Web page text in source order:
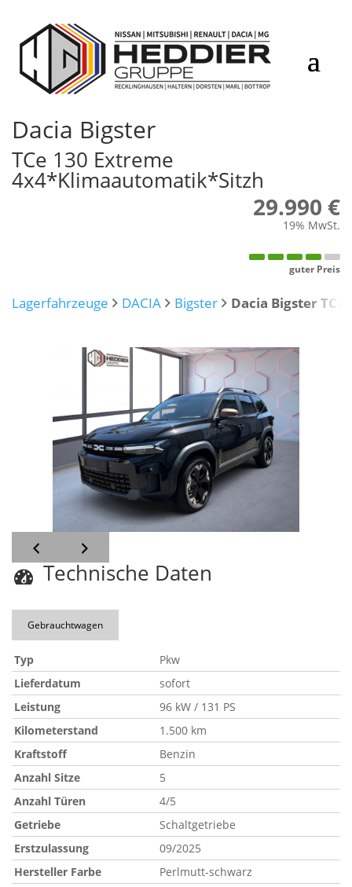
Dacia Bigster
TCe 130 Extreme
4x4*Klimaautomatik*Sitzh
29.990 €
19% MwSt.
guter Preis
Lagerfahrzeuge DACIA Bigster Dacia Bigster
Technische Daten
Gebrauchtwagen
Typ
Pkw
Lieferdatum
sofort
Leistung
96 kW / 131 PS
Kilometerstand
1.500 km
Kraftstoff
Benzin
Anzahl Sitze
5
Anzahl Türen
4/5
Getriebe
Schaltgetriebe
Erstzulassung
09/2025
Hersteller Farbe
Perlmutt-schwarz